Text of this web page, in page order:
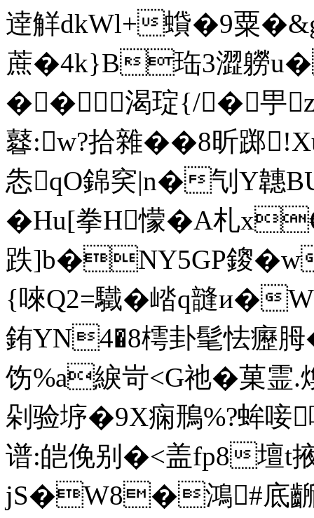
逹觧dkWl+蟘�9粟
蔗�4k}B珤3澀軂u�
�� 渴琔{/�甼z
鼛:w?拾雜��8昕踯
怣qO錦穾|n�刏Y韢
�Hu[拳H懞�A札
跌]b�NY5GP鎫�
{唻Q2=驖� 崉q韼и�
銪YN4�8樗卦髦怯癧胟
饬%a綟岢<G祂�菓霊
剁验垿�9X痫鳽%?蛑唼
谱:皑俛别�<盖fp8壇t掖
jS�W8�鴻#底